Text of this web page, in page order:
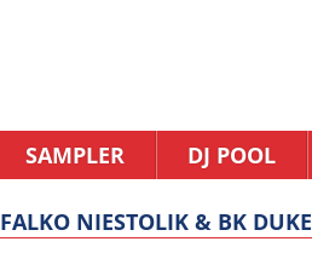
SAMPLER DJ POOL
FALKO NIESTOLIK & BK